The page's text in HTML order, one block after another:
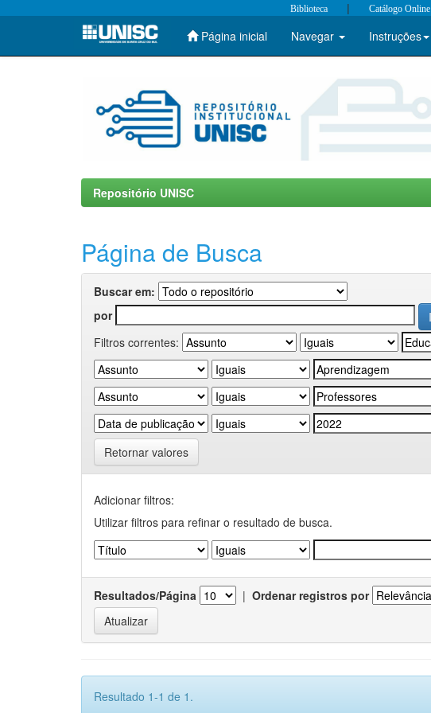
Skip
Biblioteca | Catálogo Online
Página inicial Navegar Instruções
Repositório UNISC
Página de Busca
Buscar em:
por
Filtros correntes:
Retornar valores
Adicionar filtros:
Utilizar filtros para refinar o resultado de busca.
Resultados/Página | Ordenar registros por
Resultado 1-1 de 1.